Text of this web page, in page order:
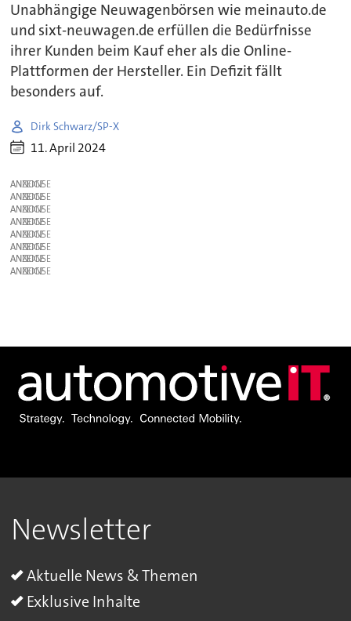
Unabhängige Neuwagenbörsen wie meinauto.de
und sixt-neuwagen.de erfüllen die Bedürfnisse
ihrer Kunden beim Kauf eher als die Online-
Plattformen der Hersteller. Ein Defizit fällt
besonders auf.
Dirk Schwarz/SP-X
11. April 2024
ANZEIGE
ANZEIGE
ANZEIGE
ANZEIGE
ANZEIGE
ANZEIGE
ANZEIGE
ANZEIGE
Newsletter
Aktuelle News & Themen
Exklusive Inhalte